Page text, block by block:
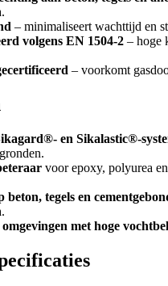
.
– minimaliseert wachttijd en
volgens EN 1504-2 – hoge
– voorkomt
en Sikalastic®-
voor epoxy, polyurea
beton, tegels en
.
met hoge